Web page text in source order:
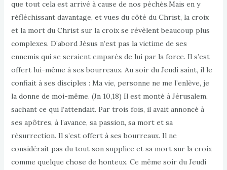
que tout cela est arrivé à cause de nos péchés.Mais en y
réfléchissant davantage, et vues du côté du Christ, la croix
et la mort du Christ sur la croix se révèlent beaucoup plus
complexes. D’abord Jésus n’est pas la victime de ses
ennemis qui se seraient emparés de lui par la force. Il s’est
offert lui-même à ses bourreaux. Au soir du Jeudi saint, il le
confiait à ses disciples : Ma vie, personne ne me l’enlève, je
la donne de moi-même. (Jn 10,18) Il est monté à Jérusalem,
sachant ce qui l’attendait. Par trois fois, il avait annoncé à
ses apôtres, à l’avance, sa passion, sa mort et sa
résurrection. Il s’est offert à ses bourreaux. Il ne
considérait pas du tout son supplice et sa mort sur la croix
comme quelque chose de honteux. Ce même soir du Jeudi